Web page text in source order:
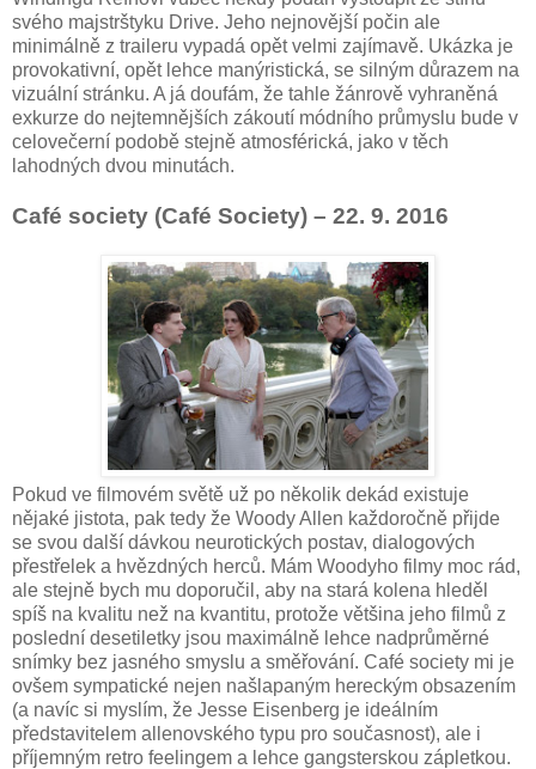
svého majstrštyku Drive. Jeho nejnovější počin ale
minimálně z traileru vypadá opět velmi zajímavě. Ukázka je
provokativní, opět lehce manýristická, se silným důrazem na
vizuální stránku. A já doufám, že tahle žánrově vyhraněná
exkurze do nejtemnějších zákoutí módního průmyslu bude v
celovečerní podobě stejně atmosférická, jako v těch
lahodných dvou minutách.
Café society (Café Society) – 22. 9. 2016
Pokud ve filmovém světě už po několik dekád existuje
nějaké jistota, pak tedy že Woody Allen každoročně přijde
se svou další dávkou neurotických postav, dialogových
přestřelek a hvězdných herců. Mám Woodyho filmy moc rád,
ale stejně bych mu doporučil, aby na stará kolena hleděl
spíš na kvalitu než na kvantitu, protože většina jeho filmů z
poslední desetiletky jsou maximálně lehce nadprůměrné
snímky bez jasného smyslu a směřování. Café society mi je
ovšem sympatické nejen našlapaným hereckým obsazením
(a navíc si myslím, že Jesse Eisenberg je ideálním
představitelem allenovského typu pro současnost), ale i
příjemným retro feelingem a lehce gangsterskou zápletkou.